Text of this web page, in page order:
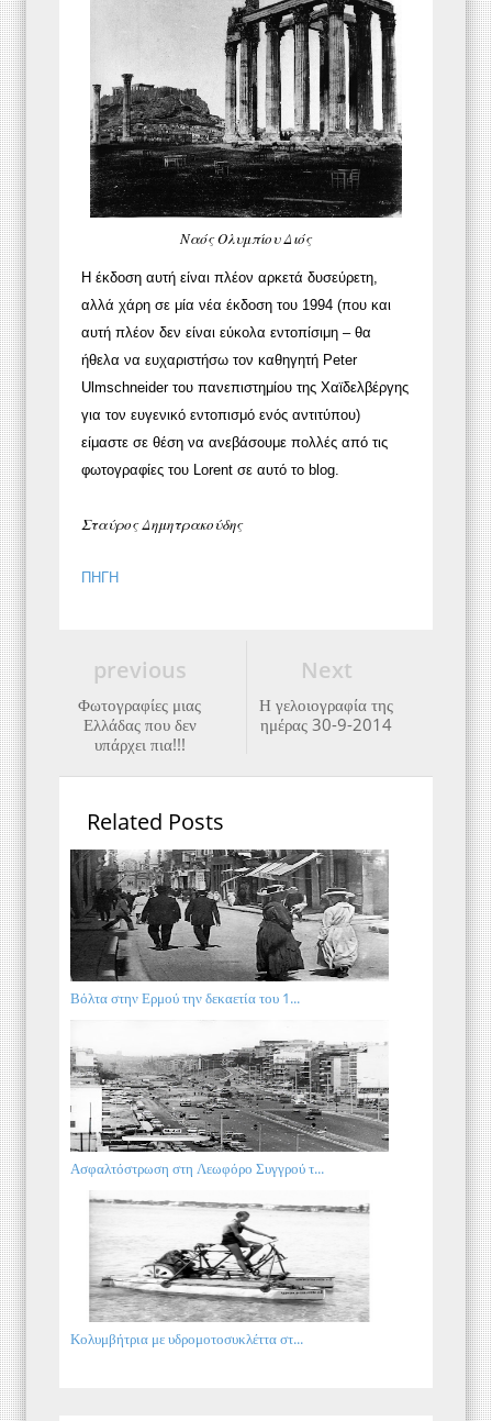
Ναός Ολυμπίου Διός
Η έκδοση αυτή είναι πλέον αρκετά δυσεύρετη,
αλλά χάρη σε μία νέα έκδοση του 1994 (που και
αυτή πλέον δεν είναι εύκολα εντοπίσιμη – θα
ήθελα να ευχαριστήσω τον καθηγητή Peter
Ulmschneider του πανεπιστημίου της Χαϊδελβέργης
για τον ευγενικό εντοπισμό ενός αντιτύπου)
είμαστε σε θέση να ανεβάσουμε πολλές από τις
φωτογραφίες του Lorent σε αυτό το blog.
Σταύρος Δημητρακούδης
ΠΗΓΗ
Next
Η γελοιογραφία της
ημέρας 30-9-2014
previous
Φωτογραφίες μιας
Ελλάδας που δεν
υπάρχει πια!!!
Related Posts
Βόλτα στην Ερμού την δεκαετία του 1...
Ασφαλτόστρωση στη Λεωφόρο Συγγρού τ...
Κολυμβήτρια με υδρομοτοσυκλέττα στ...